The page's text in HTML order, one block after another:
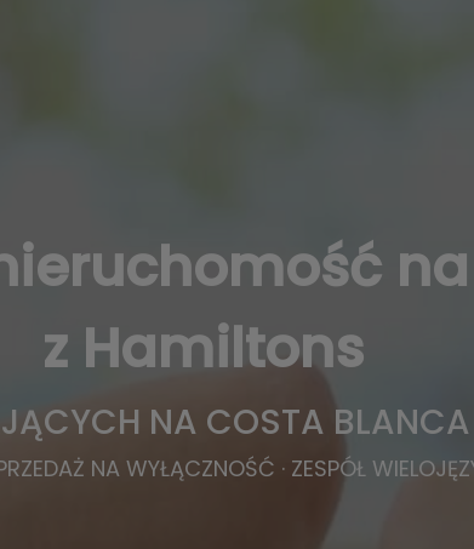
z Hamiltons
NA COSTA
NA WYŁĄCZNOŚĆ · ZESPÓŁ